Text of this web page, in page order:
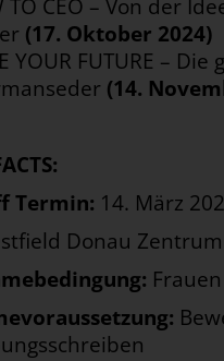
TO CEO – Von der
(17. Oktober 2024)
YOUR FUTURE –
(14.
Termin: 14. März
Donau Zentrum